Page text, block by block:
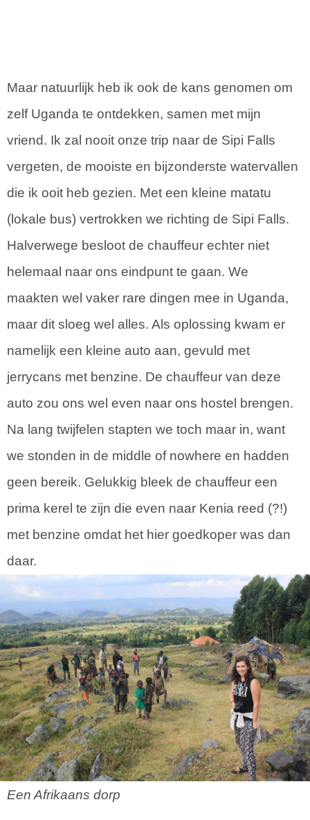
Maar natuurlijk heb ik ook de kans genomen om
zelf Uganda te ontdekken, samen met mijn
vriend. Ik zal nooit onze trip naar de Sipi Falls
vergeten, de mooiste en bijzonderste watervallen
die ik ooit heb gezien. Met een kleine matatu
(lokale bus) vertrokken we richting de Sipi Falls.
Halverwege besloot de chauffeur echter niet
helemaal naar ons eindpunt te gaan. We
maakten wel vaker rare dingen mee in Uganda,
maar dit sloeg wel alles. Als oplossing kwam er
namelijk een kleine auto aan, gevuld met
jerrycans met benzine. De chauffeur van deze
auto zou ons wel even naar ons hostel brengen.
Na lang twijfelen stapten we toch maar in, want
we stonden in de middle of nowhere en hadden
geen bereik. Gelukkig bleek de chauffeur een
prima kerel te zijn die even naar Kenia reed (?!)
met benzine omdat het hier goedkoper was dan
daar.
Een Afrikaans dorp